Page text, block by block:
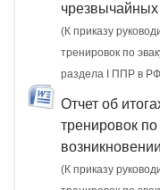
чрезвычайных
(К приказу
тренировок по
раздела I ППР в
Отчет об
тренировок
(К приказу